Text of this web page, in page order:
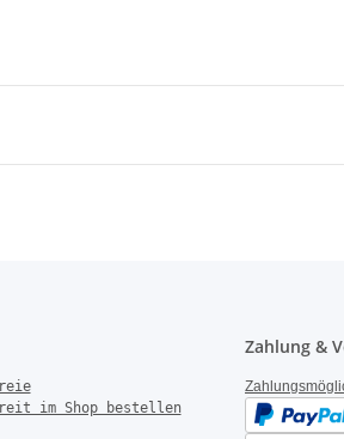
im Shop bestellen
Zahlung &